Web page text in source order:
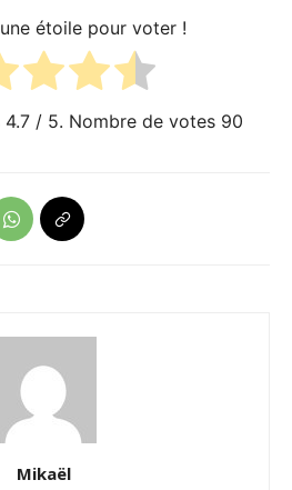
étoile pour voter !
4.7/ 5. Nombre de votes 90
Mikaël